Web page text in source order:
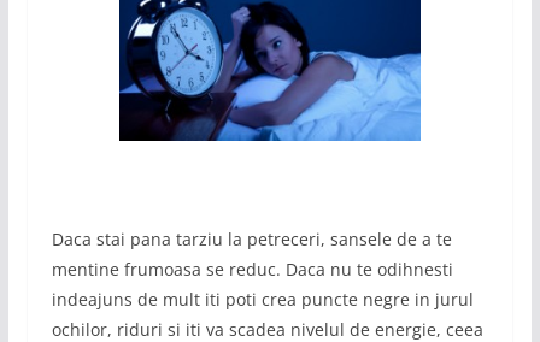
Daca stai pana tarziu la petreceri, sansele de a te
mentine frumoasa se reduc. Daca nu te odihnesti
indeajuns de mult iti poti crea puncte negre in jurul
ochilor, riduri si iti va scadea nivelul de energie, ceea